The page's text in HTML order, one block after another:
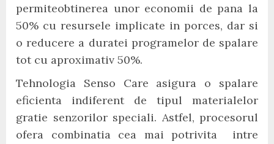
permiteobtinerea unor economii de pana la
50% cu resursele implicate in porces, dar si
o reducere a duratei programelor de spalare
tot cu aproximativ 50%.
Tehnologia Senso Care asigura o spalare
eficienta indiferent de tipul materialelor
gratie senzorilor speciali. Astfel, procesorul
ofera combinatia cea mai potrivita intre